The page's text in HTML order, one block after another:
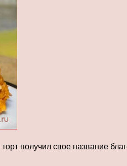
получил свое название